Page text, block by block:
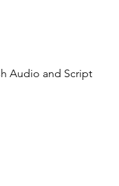
Audio and Script